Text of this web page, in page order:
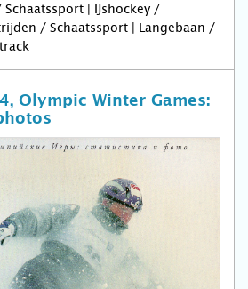
| IJshockey /
/ Schaatssport | Langebaan /
Olympic Winter Games: